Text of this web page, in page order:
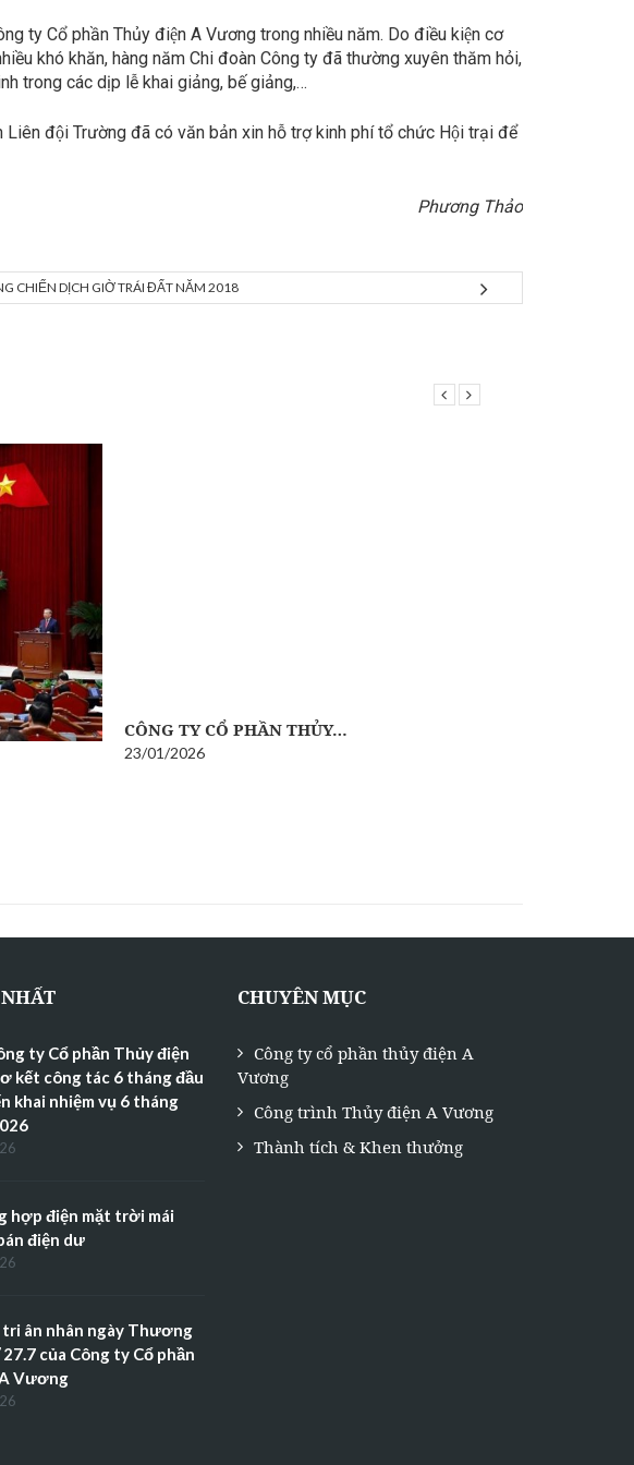
ty Cổ phần Thủy điện A Vương trong nhiều năm. Do điều kiện cơ
khó khăn, hàng năm Chi đoàn Công ty đã thường xuyên thăm hỏi,
trong các dịp lễ khai giảng, bế giảng,…
Liên đội Trường đã có văn bản xin hỗ trợ kinh phí tổ chức Hội trại để
Phương Thảo
CHIẾN DỊCH GIỜ TRÁI ĐẤT NĂM 2018
CÔNG TY CỔ PHẦN THỦY…
23/01/2026
ty Cổ phần Thủy điện
kết công tác 6 tháng đầu
khai nhiệm vụ 6 tháng
hợp điện mặt trời mái
điện dư
ân nhân ngày Thương
của Công ty Cổ phần
Vương
CHUYÊN MỤC
Công ty cổ phần thủy điện A
Vương
Công trình Thủy điện A Vương
Thành tích & Khen thưởng